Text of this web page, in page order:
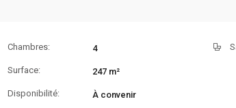
Chambres: 4
Surface: 247 m²
Disponibilité: À convenir